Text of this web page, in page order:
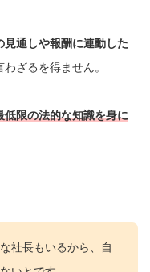
見通しや報酬に連動した
わざるを得ません。
限の法的な知識を身に
社長もいるから、自